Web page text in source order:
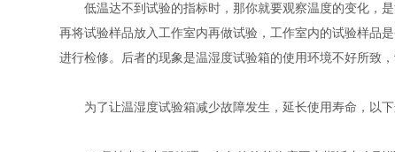
低温达不到试验的指标时，那你就要观察温度的变化，是
再将试验样品放入工作室内再做试验，工作室内的试验样品
进行检修。后者的现象是温湿度试验箱的使用环境不好所致
为了让温湿度试验箱减少故障发生，延长使用寿命，以下